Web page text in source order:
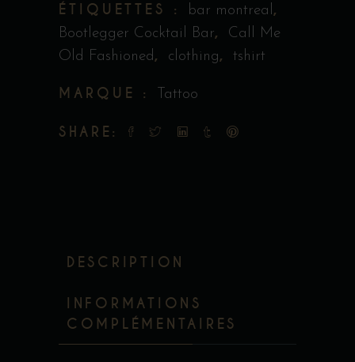
ÉTIQUETTES : bar montreal,
Bootlegger Cocktail Bar,
Call Me
Old Fashioned, clothing, tshirt
MARQUE : Tattoo
SHARE:
DESCRIPTION
INFORMATIONS
COMPLÉMENTAIRES